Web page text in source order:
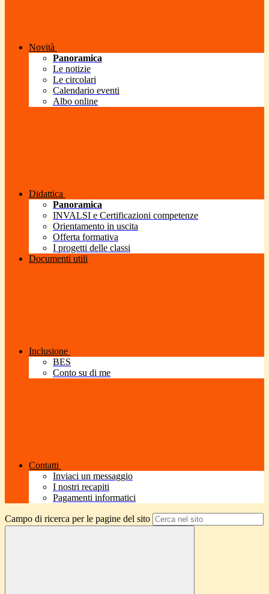
Novità
Panoramica
Le notizie
Le circolari
Calendario eventi
Albo online
Didattica
Panoramica
INVALSI e Certificazioni competenze
Orientamento in uscita
Offerta formativa
I progetti delle classi
Documenti utili
Inclusione
BES
Conto su di me
Contatti
Inviaci un messaggio
I nostri recapiti
Pagamenti informatici
Campo di ricerca per le pagine del sito